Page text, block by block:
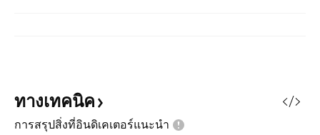
ทางเทคนิค
การสรุปสิ่งที่อินดิเคเตอร์แนะนำ